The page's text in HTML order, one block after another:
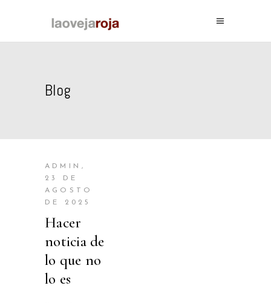
Blog
ADMIN
23 DE
AGOSTO
DE 2025
Hacer
noticia de
lo que no
lo es